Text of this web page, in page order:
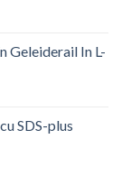
Geleiderail In L-
SDS-plus